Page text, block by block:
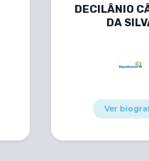
DECILÂNIO
DA
Ver